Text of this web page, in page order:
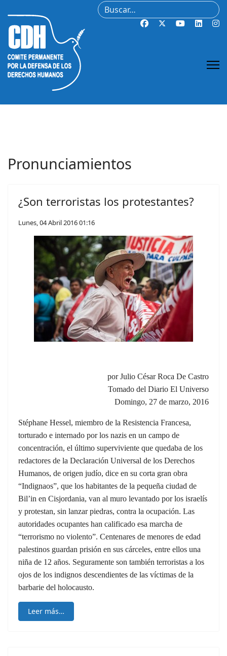
Buscar
Pronunciamientos
¿Son terroristas los protestantes?
Lunes, 04 Abril 2016 01:16
por Julio César Roca De Castro
Tomado del Diario El Universo
Domingo, 27 de marzo, 2016
Stéphane Hessel, miembro de la Resistencia Francesa,
torturado e internado por los nazis en un campo de
concentración, el último superviviente que quedaba de los
redactores de la Declaración Universal de los Derechos
Humanos, de origen judío, dice en su corta gran obra
“Indignaos”, que los habitantes de la pequeña ciudad de
Bil’in en Cisjordania, van al muro levantado por los israelís
y protestan, sin lanzar piedras, contra la ocupación. Las
autoridades ocupantes han calificado esa marcha de
“terrorismo no violento”. Centenares de menores de edad
palestinos guardan prisión en sus cárceles, entre ellos una
niña de 12 años. Seguramente son también terroristas a los
ojos de los indignos descendientes de las víctimas de la
barbarie del holocausto.
Leer más…